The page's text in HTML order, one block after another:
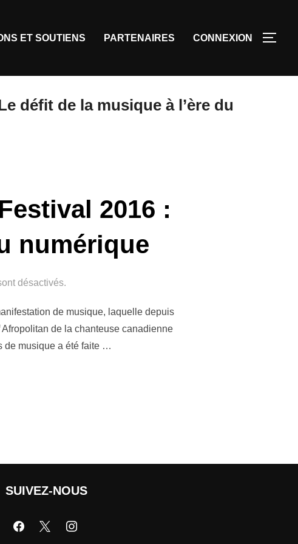
ET SOUTIENS PARTENAIRES CONNEXION
défit de la musique à l’ère du
2016 :
numérique
désactivés.
de musique, laquelle depuis
de la chanteuse canadienne
de musique a été faite …
SUIVEZ-NOUS